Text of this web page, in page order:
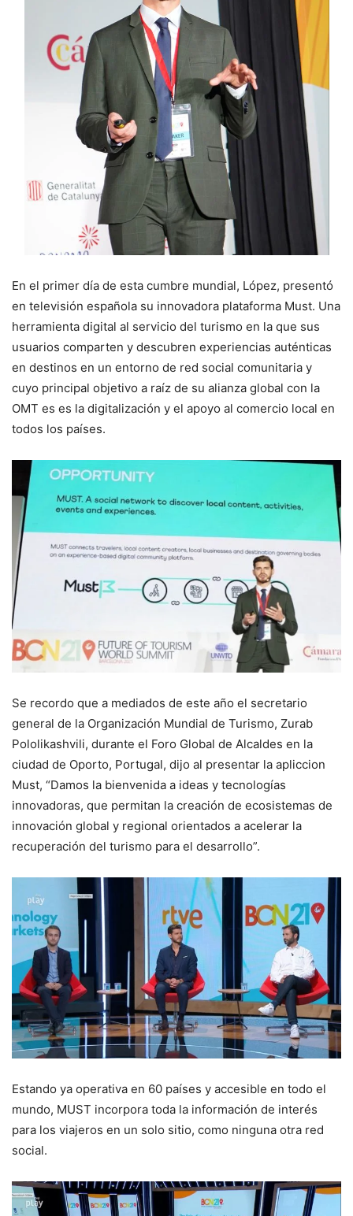
En el primer día de esta cumbre mundial, López, presentó
en televisión española su innovadora plataforma Must. Una
herramienta digital al servicio del turismo en la que sus
usuarios comparten y descubren experiencias auténticas
en destinos en un entorno de red social comunitaria y
cuyo principal objetivo a raíz de su alianza global con la
OMT es es la digitalización y el apoyo al comercio local en
todos los países.
Se recordo que a mediados de este año el secretario
general de la Organización Mundial de Turismo, Zurab
Pololikashvili, durante el Foro Global de Alcaldes en la
ciudad de Oporto, Portugal, dijo al presentar la apliccion
Must, “Damos la bienvenida a ideas y tecnologías
innovadoras, que permitan la creación de ecosistemas de
innovación global y regional orientados a acelerar la
recuperación del turismo para el desarrollo”.
Estando ya operativa en 60 países y accesible en todo el
mundo, MUST incorpora toda la información de interés
para los viajeros en un solo sitio, como ninguna otra red
social.